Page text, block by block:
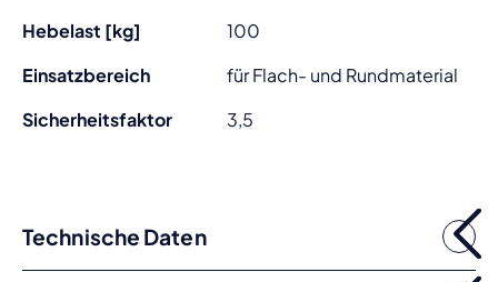
Hebelast [kg]
100
Einsatzbereich
für Flach- und Rundmaterial
Sicherheitsfaktor
3,5
Technische Daten